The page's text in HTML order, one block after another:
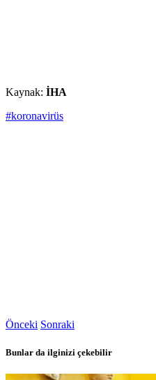
Kaynak: İHA
#koronavirüs
Önceki Sonraki
Bunlar da ilginizi çekebilir